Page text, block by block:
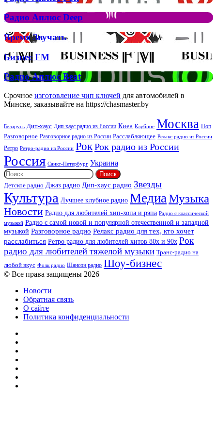
Джона
та
Брітні
Спірс
Аплюс
Рок
Радио
Аплюс
Deep
Радио Аплюс Deep
Время
Звучать
Время Звучать
Бизнес
Бизнес FM
Радио
Аплюс
Beat
Радио Аплюс Beat
Срочное изготовление чип ключей для автомобилей в
Минске, заказывайте на https://chasmaster.by
Беларусь Дип-хаус Дип-хаус радио из России Киев Клубное Москва Поп
Разговорное Разговорное радио из России Расслабляющее Релакс радио из России
Ретро Ретро-радио из России РокРок радио из России
Россия Санкт-Петербург Украина
Найти:
Детское радио Джаз радио Дип-хаус радио Звезды
Культура Лучшее клубное радио МедиаМузыка
Новости Радио для любителей хип-хопа и рэпа Радио с классической
музыкой Радио с самой новой и популярной отечественной и западной
музыкой Разговорное радио Релакс радио для тех, кто хочет
расслабиться Ретро радио для любителей хитов 80х и 90х Рок
радио для любителей тяжелой музыки Транс-радио на
любой вкус Фолк радио Шансон радио Шоу-бизнес
© Все права защищены 2026
Новости
Обратная связь
О сайте
Политика конфиденциальности